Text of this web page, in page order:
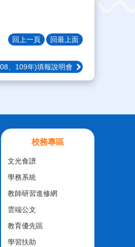
回上一頁 回最上面
、109年)填報說明會
校務專區
文光食譜
學務系統
教師研習進修網
雲端公文
教育優先區
學習扶助